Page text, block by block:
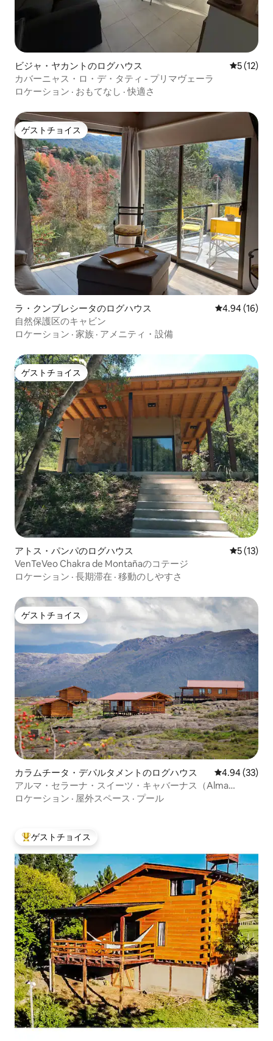
ビジャ・ヤカントのログハウス レビュー
5 (12)
カバーニャス・ロ・デ・タティ - プリマヴェーラ
ロケーション · おもてなし ·快適さ
ゲストチョイス
ゲストチョイス
ラ・クンブレシータのログハウス レビュー16
4.94 (16)
自然保護区のキャビン
ロケーション · 家族 · アメニティ・設備
ゲストチョイス
ゲストチョイス
アトス・パンパのログハウス レビュー
5 (13)
VenTeVeo Chakra de Montañaのコテージ
ロケーション · 長期滞在 · 移動のしやすさ
ゲストチョイス
ゲストチョイス
カラムチータ・デパルタメントのログハウス レビュー33
4.94 (33)
アルマ・セラーナ・スイーツ・キャバーナス（Alma
Serrana Suites Cabañas）-ラ・クンブレシータ（La
ロケーション · 屋外スペース · プール
大好評のゲストチョイスです。
ゲストチョイス